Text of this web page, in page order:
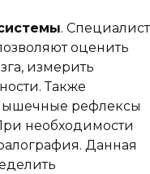
. Специалист
оценить
измерить
Также
рефлексы
необходимости
Данная